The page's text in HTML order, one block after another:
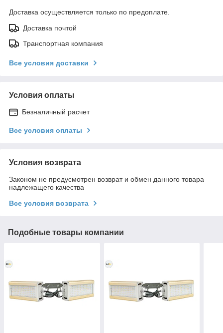
Доставка осуществляется только по предоплате.
Доставка почтой
Транспортная компания
Все условия доставки
Условия оплаты
Безналичный расчет
Все условия оплаты
Условия возврата
Законом не предусмотрен возврат и обмен данного товара
надлежащего качества
Все условия возврата
Подобные товары компании